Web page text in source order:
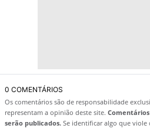
0 COMENTÁRIOS
Os comentários são de responsabilidade
representam a opinião deste site.
serão publicados. Se identificar algo que viole